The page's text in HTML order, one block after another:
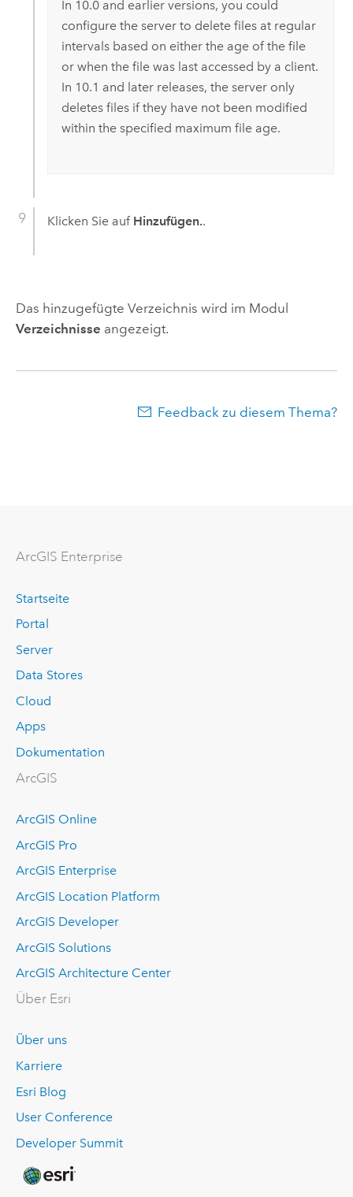
In 10.0 and earlier versions, you could
configure the server to delete files at regular
intervals based on either the age of the file
or when the file was last accessed by a client.
In 10.1 and later releases, the server only
deletes files if they have not been modified
within the specified maximum file age.
Klicken Sie auf Hinzufügen..
Das hinzugefügte Verzeichnis wird im Modul
Verzeichnisse angezeigt.
Feedback zu diesem Thema?
ArcGIS Enterprise
Startseite
Portal
Server
Data Stores
Cloud
Apps
Dokumentation
ArcGIS
ArcGIS Online
ArcGIS Pro
ArcGIS Enterprise
ArcGIS Location Platform
ArcGIS Developer
ArcGIS Solutions
ArcGIS Architecture Center
Über Esri
Über uns
Karriere
Esri Blog
User Conference
Developer Summit